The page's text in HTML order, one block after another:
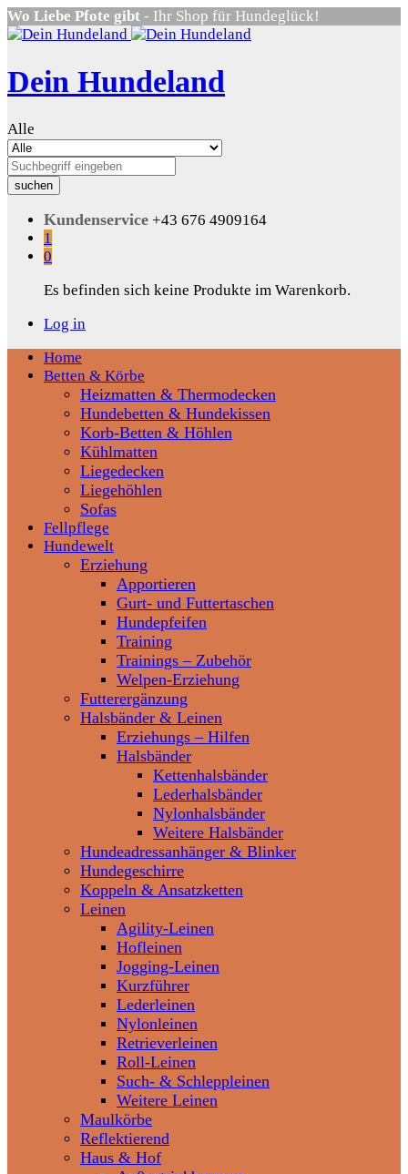
Wo Liebe Pfote gibt - Ihr Shop für Hundeglück!
Dein Hundeland
Alle
suchen
Kundenservice +43 676 4909164
1
0
Es befinden sich keine Produkte im Warenkorb.
Log in
Home
Betten & Körbe
Heizmatten & Thermodecken
Hundebetten & Hundekissen
Korb-Betten & Höhlen
Kühlmatten
Liegedecken
Liegehöhlen
Sofas
Fellpflege
Hundewelt
Erziehung
Apportieren
Gurt- und Futtertaschen
Hundepfeifen
Training
Trainings – Zubehör
Welpen-Erziehung
Futterergänzung
Halsbänder & Leinen
Erziehungs – Hilfen
Halsbänder
Kettenhalsbänder
Lederhalsbänder
Nylonhalsbänder
Weitere Halsbänder
Hundeadressanhänger & Blinker
Hundegeschirre
Koppeln & Ansatzketten
Leinen
Agility-Leinen
Hofleinen
Jogging-Leinen
Kurzführer
Lederleinen
Nylonleinen
Retrieverleinen
Roll-Leinen
Such- & Schleppleinen
Weitere Leinen
Maulkörbe
Reflektierend
Haus & Hof